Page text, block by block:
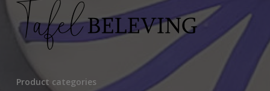
Product categories